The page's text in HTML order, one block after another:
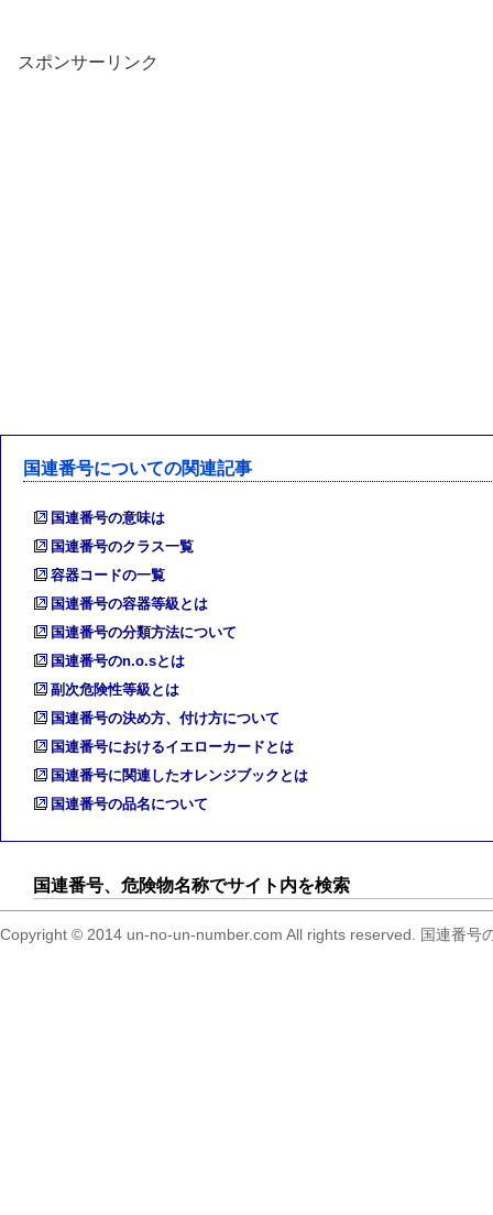
スポンサーリンク
国連番号についての関連記事
国連番号の意味は
国連番号のクラス一覧
容器コードの一覧
国連番号の容器等級とは
国連番号の分類方法について
国連番号のn.o.sとは
副次危険性等級とは
国連番号の決め方、付け方について
国連番号におけるイエローカードとは
国連番号に関連したオレンジブックとは
国連番号の品名について
国連番号、危険物名称でサイト内を検索
Copyright © 2014 un-no-un-number.com All rights reserved. 国連番号